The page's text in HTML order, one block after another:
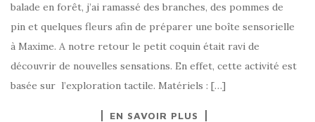
balade en forêt, j’ai ramassé des branches, des pommes de
pin et quelques fleurs afin de préparer une boîte sensorielle
à Maxime. A notre retour le petit coquin était ravi de
découvrir de nouvelles sensations. En effet, cette activité est
basée sur l’exploration tactile. Matériels : […]
EN SAVOIR PLUS